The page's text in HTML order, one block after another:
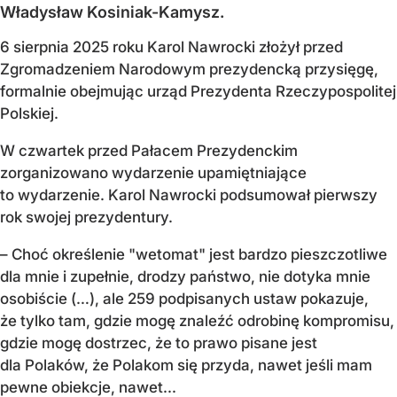
Władysław Kosiniak-Kamysz.
6 sierpnia 2025 roku Karol Nawrocki złożył przed
Zgromadzeniem Narodowym prezydencką przysięgę,
formalnie obejmując urząd Prezydenta Rzeczypospolitej
Polskiej.
W czwartek przed Pałacem Prezydenckim
zorganizowano wydarzenie upamiętniające
to wydarzenie. Karol Nawrocki podsumował pierwszy
rok swojej prezydentury.
– Choć określenie "wetomat" jest bardzo pieszczotliwe
dla mnie i zupełnie, drodzy państwo, nie dotyka mnie
osobiście (…), ale 259 podpisanych ustaw pokazuje,
że tylko tam, gdzie mogę znaleźć odrobinę kompromisu,
gdzie mogę dostrzec, że to prawo pisane jest
dla Polaków, że Polakom się przyda, nawet jeśli mam
pewne obiekcje, nawet...